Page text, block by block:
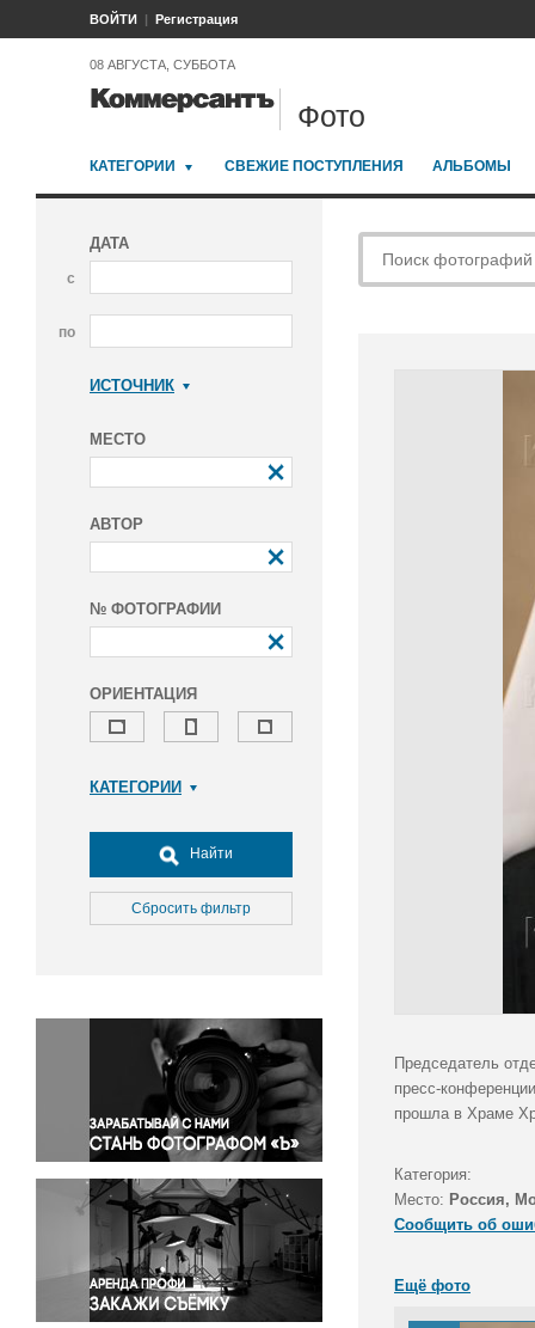
ВОЙТИ Регистрация
08 АВГУСТА, СУББОТА
Фото
КАТЕГОРИИ СВЕЖИЕ ПОСТУПЛЕНИЯ АЛЬБОМЫ
ДАТА
с
по
ИСТОЧНИК
МЕСТО
АВТОР
№ ФОТОГРАФИИ
ОРИЕНТАЦИЯ
КАТЕГОРИИ
Досуг, туризм и отдых
Культура
Медицина
Окружающая среда
Политика
Правосудие
Происшествия и конфликты
Религия
Светская жизнь
Спорт
Экология
Экономика и бизнес
Найти
Сбросить фильтр
Председатель
пресс-
прошла в Храме
Категория:
Место: Россия,
Сообщить об
Ещё фото